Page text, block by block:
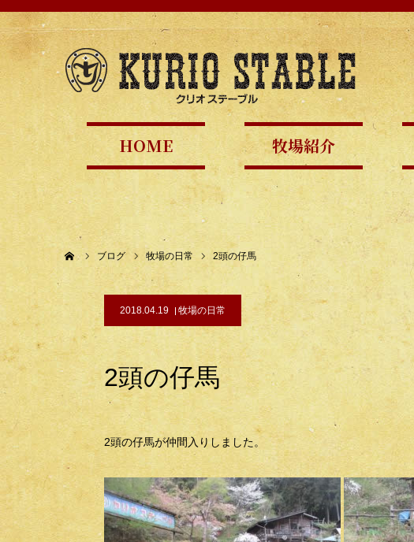
HOME 牧場紹介
ブログ 牧場の日常 2頭の仔馬
2018.04.19 牧場の日常
2頭の仔馬
2頭の仔馬が仲間入りしました。